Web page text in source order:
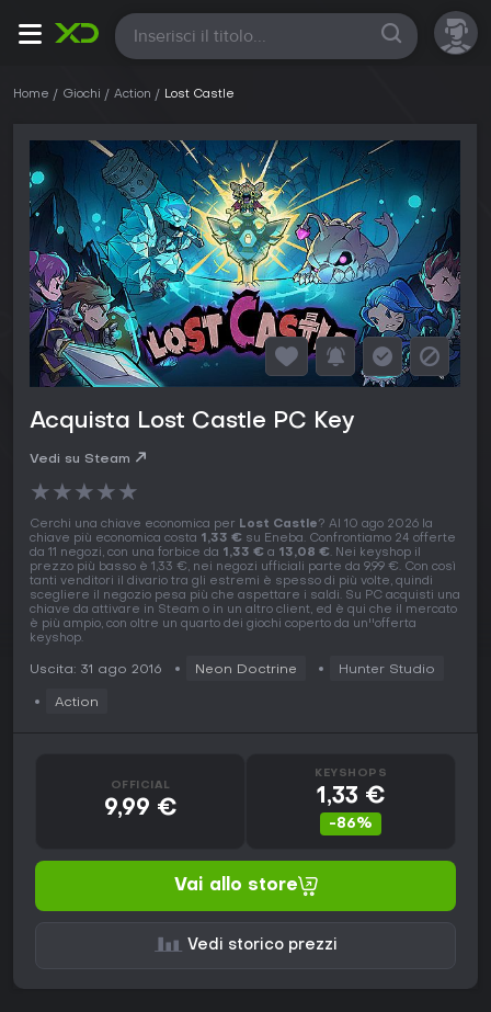
Tutte
Home Giochi Action Lost Castle
Acquista Lost Castle PC Key
Vedi su Steam
★★★★★
Cerchi una chiave economica per Lost Castle? Al 10 ago 2026 la
chiave più economica costa 1,33 € su Eneba. Confrontiamo 24 offerte
da 11 negozi, con una forbice da 1,33 € a 13,08 €. Nei keyshop il
prezzo più basso è 1,33 €, nei negozi ufficiali parte da 9,99 €. Con così
tanti venditori il divario tra gli estremi è spesso di più volte, quindi
scegliere il negozio pesa più che aspettare i saldi. Su PC acquisti una
chiave da attivare in Steam o in un altro client, ed è qui che il mercato
è più ampio, con oltre un quarto dei giochi coperto da un''offerta
keyshop.
Uscita: 31 ago 2016 Neon Doctrine Hunter Studio
Action
OFFICIAL
9,99 €
KEYSHOPS
1,33 €
-86%
Vai allo store
Vedi storico prezzi